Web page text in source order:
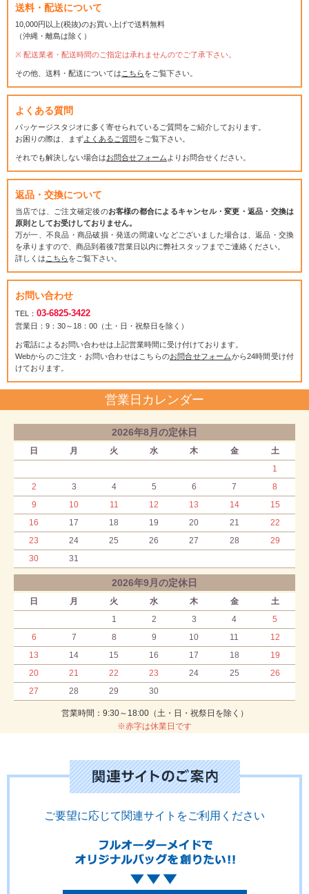
送料・配送について
10,000円以上(税抜)のお買い上げで送料無料
（沖縄・離島は除く）
配送業者・配送時間のご指定は承れませんのでご了承下さい。
その他、送料・配送については こちらをご覧下さい。
よくある質問
パッケージスタジオに多く寄せられているご質問をご紹介しております。
お困りの際は、まずよくあるご質問をご覧下さい。
それでも解決しない場合はお問合せフォーム よりお問合せください。
返品・交換について
当店では、ご注文確定後のお客様の都合によるキャンセル・変更・返品・交換は
原則としてお受けしておりません。
万が一、不良品・商品破損・発送の間違いなどございました場合は、返品・交換
を承りますので、商品到着後7営業日以内に弊社スタッフまでご連絡ください。
詳しくは こちらをご覧下さい。
お問い合わせ
TEL： 03-6825-3422
営業日：9：30～18：00（土・日・祝祭日を除く）
お電話によるお問い合わせは上記営業時間に受け付けております。
Webからのご注文・お問い合わせはこちらのお問合せフォームから24時間受け付
けております。
営業日カレンダー
2026年8月の定休日
日 月 火 水 木 金
土
1
2
3 4 5 6 7
8
9
10 11 12 13 14
15
16
17 18 19 20 21
22
23
24 25 26 27 28
29
30
31
2026年9月の定休日
日 月 火 水 木 金
土
1
2 3 4
5
6
7 8 9 10 11
12
13
14 15 16 17 18
19
20
21 22 23 24 25
26
27
28 29 30
営業時間：9:30～18:00（土・日・祝祭日を除く）
※赤字は休業日です
ご要望に応じて関連サイトをご利用ください